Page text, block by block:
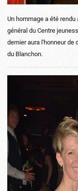
Un hommage a été
général du Centre
dernier aura l'honneur de
du Blanchon.